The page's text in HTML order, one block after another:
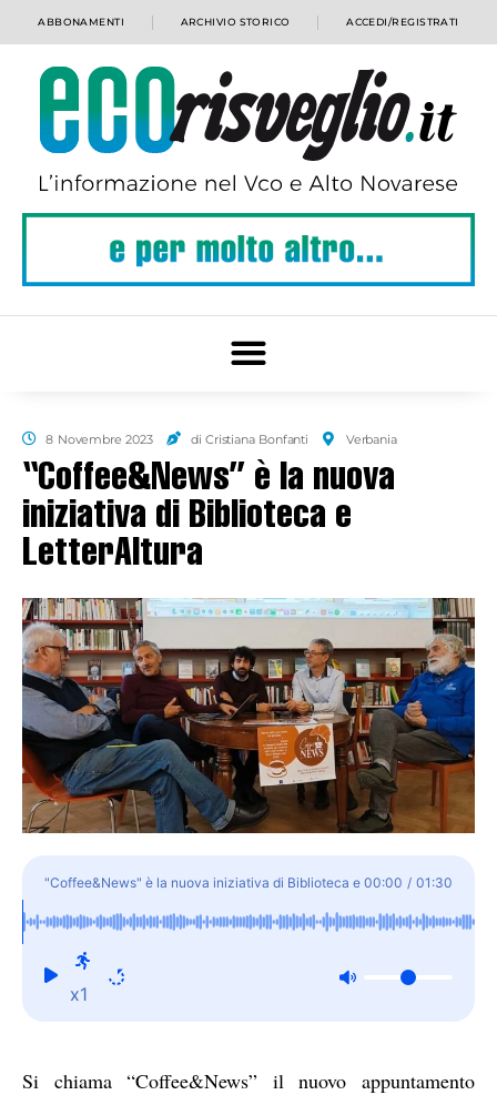
ABBONAMENTI ARCHIVIO STORICO ACCEDI/REGISTRATI
8 Novembre 2023 di Cristiana Bonfanti Verbania
“Coffee&News” è la nuova
iniziativa di Biblioteca e
LetterAltura
"Coffee&News" è la nuova iniziativa di Biblioteca e
LetterAltura
00:00 / 01:30
x1
Si chiama “Coffee&News” il nuovo appuntamento